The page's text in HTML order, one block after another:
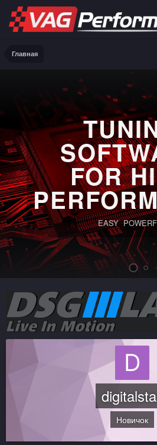
Главная
FOR
EASY
Новичок